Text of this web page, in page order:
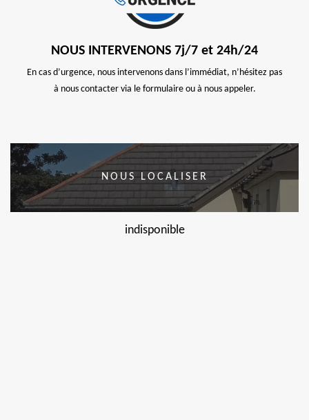
NOUS INTERVENONS 7j/7 et 24h/24
En cas d’urgence, nous intervenons dans l’immédiat, n’hésitez pas
à nous contacter via le formulaire ou à nous appeler.
NOUS LOCALISER
indisponible